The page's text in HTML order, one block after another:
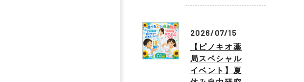
2026/07/15
【ピノキオ薬
局スペシャル
イベント】夏